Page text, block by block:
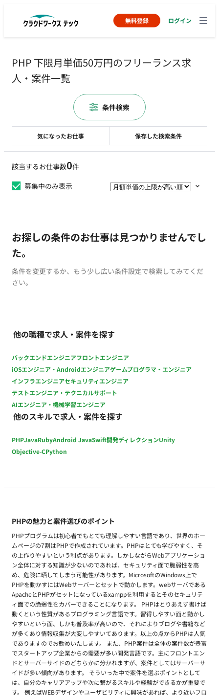
無料登録 ログイン
PHP 下限月単価50万円のフリーランス求
人・案件一覧
該当するお仕事数0件
募集中のみ表示
お探しの条件のお仕事は見つかりませんでし
た。
条件を変更するか、もう少し広い条件設定で検索してみてくだ
さい。
他の職種で求人・案件を探す
バックエンドエンジニアフロントエンジニア
iOSエンジニア・Androidエンジニアゲームプログラマ・エンジニア
インフラエンジニアセキュリティエンジニア
テストエンジニア・テクニカルサポート
AIエンジニア・機械学習エンジニア
他のスキルで求人・案件を探す
PHPJavaRubyAndroid JavaSwift開発ディレクションUnity
Objective-CPython
PHPの魅力と案件選びのポイント
PHPプログラムは初心者でもとても理解しやすい言語であり、世界のホー
ムページの7割はPHPで作成されています。PHPはとても学びやすく、そ
の上作りやすいという利点があります。しかしながらWebアプリケーショ
ン全体に対する知識が少ないのであれば、セキュリティ面で脆弱性を高
め、危険に晒してしまう可能性があります。MicrosoftのWindows上で
PHPを動かすにはWebサーバーとセットで動かします。webサーバである
ApacheとPHPがセットになっているxamppを利用するとそのセキュリテ
ィ面での脆弱性をカバーできることになります。 PHPはとりあえず書けば
動くという性質があるプログラミング言語です。習得しやすい面と動かし
やすいという面、しかも普及率が高いので、それによりブログや書籍など
が多くあり情報収集が大変しやすいてあります。以上の点からPHPは人気
でありますのでお勧めいたします。 また、PHP案件は全体の案件数が豊富
でスタートアップ企業からの需要が多い開発言語です。主にフロントエン
ドとサーバーサイドのどちらかに分かれますが、案件としてはサーバーサ
イドが多い傾向があります。 そういった中で案件を選ぶポイントとして
は、自分のキャリアアップや次に繋がるスキルや経験ができるかが重要で
す。 例えばWEBデザインやユーザビリティに興味があれば、より近いフロ
気になったお仕事 保存した検索条件
条件検索